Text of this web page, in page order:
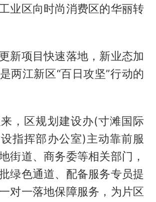
业区向时尚消费区的华丽转
新项目快速落地，新业态加
两江新区“百日攻坚”行动的
，区规划建设办(寸滩国际
指挥部办公室)主动靠前服
街道、商务委等相关部门，
绿色通道、配备服务专员提
对一落地保障服务，为片区